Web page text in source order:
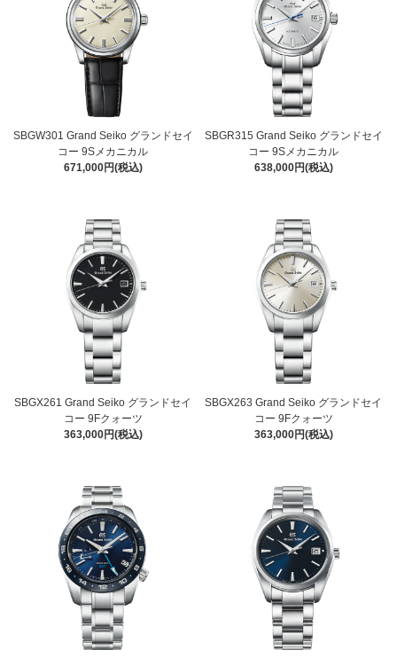
SBGW301 Grand Seiko グランドセイ
コー 9Sメカニカル
671,000円(税込)
SBGR315 Grand Seiko グランドセイ
コー 9Sメカニカル
638,000円(税込)
SBGX261 Grand Seiko グランドセイ
コー 9Fクォーツ
363,000円(税込)
SBGX263 Grand Seiko グランドセイ
コー 9Fクォーツ
363,000円(税込)